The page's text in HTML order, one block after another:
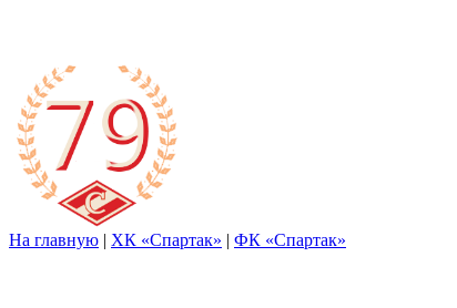
На главную | ХК «Спартак» | ФК «Спартак»